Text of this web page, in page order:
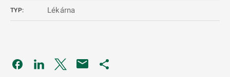
TYP: Lékárna
Odkaz se otevře na nové kartě
Odkaz se otevře na nové kartě
Odkaz se otevře na nové kartě